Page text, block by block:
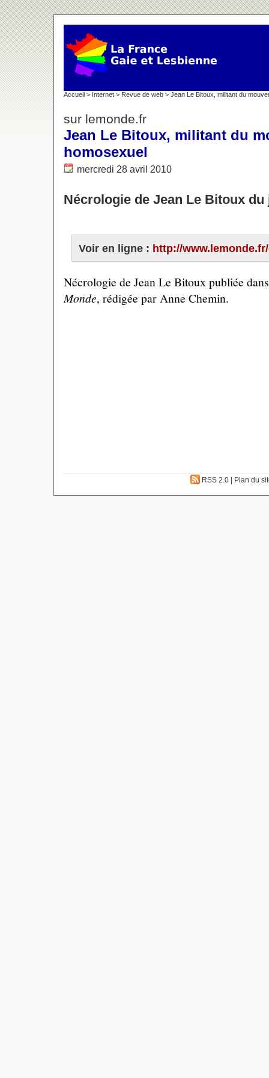
Accueil > Internet > Revue de web > Jean Le Bitoux, militant du
sur lemonde.fr
Jean Le Bitoux, militant du
homosexuel
mercredi 28 avril 2010
Nécrologie de Jean Le Bitoux
Voir en ligne : http://
Nécrologie de Jean Le Bitoux publiée
Monde, rédigée par Anne Chemin.
RSS 2.0 | Plan du